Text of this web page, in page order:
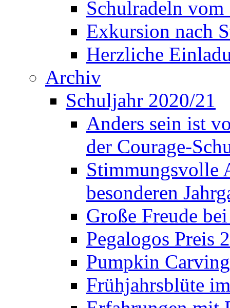
Schulradeln
Exkursion nach
Herzliche
Archiv
Schuljahr 2020/21
Anders sein ist
der Courage-
Stimmungsvolle
besonderen
Große Freude
Pegalogos Preis
Pumpkin
Frühjahrsblüte